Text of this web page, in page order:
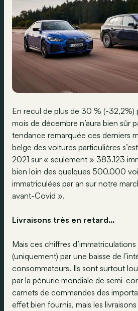
En recul de plus de 30 % (-32,2%)
mois de décembre n’aura bien sûr
tendance remarquée ces derniers
belge des voitures particulières
2021 sur « seulement » 383.123
bien loin des quelques 500.000
immatriculées par an sur notre
avant-Covid ».
Livraisons très en retard…
Mais ces chiffres d’immatriculations
(uniquement) par une baisse de
consommateurs. Ils sont surtout
par la pénurie mondiale de semi-
carnets de commandes des
effet bien fournis, mais les